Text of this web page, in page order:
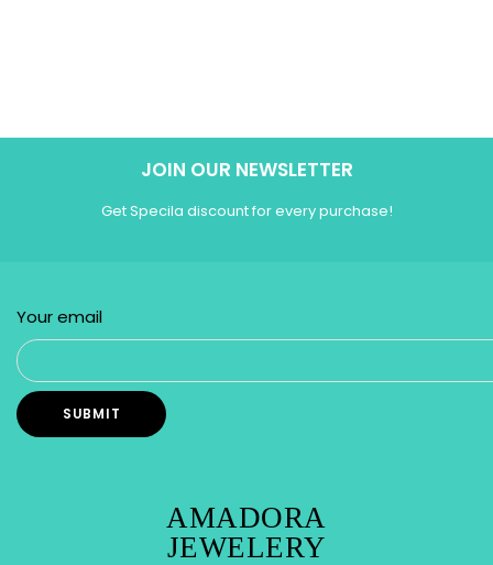
JOIN OUR NEWSLETTER
Get Specila discount for every purchase!
Your email
AMADORA
JEWELERY